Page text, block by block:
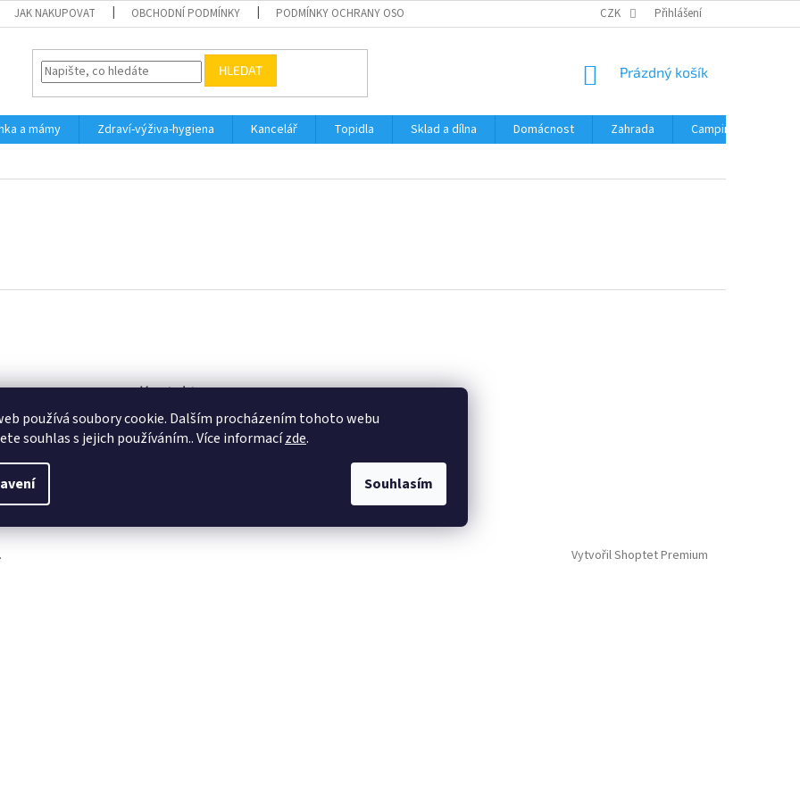
používá soubory cookie. Dalším procházením tohoto webu
souhlas s jejich používáním.. Více informacízde.
Souhlasím
JAK NAKUPOVAT OBCHODNÍ PODMÍNKY PODMÍNKY OCHRANY OSOBNÍCH ÚDAJŮ CZK Přihlášení
HLEDAT
NÁKUPNÍ
Prázdný košík
a mámy Zdraví-výživa-hygiena Kancelář Topidla Sklad a dílna Domácnost Zahrada Camping
Kontakt
obchod@4dave.cz
Vytvořil Shoptet Premium